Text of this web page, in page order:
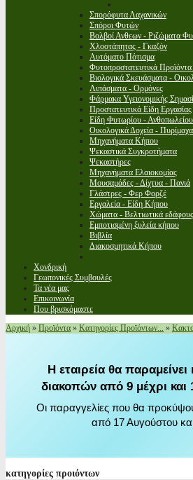
Σπορόφυτα Λαχανικών
Σπόροι Φυτών
Βολβοί Ανθεων - Ριζώματα
Χλοοτάπητας - Γκαζόν
Αυτόματο Πότισμα
Φυτοπροστατευτικά
Βιολογικά Σκευάσματα -
Λιπάσματα - Ορμόνες
Φάρμακα Υγειονομικής
Προστατευτικά Είδη Εργασίας
Είδη Φυτωρίου - Ανθοπωλείου
Οικολογικά Δοχεία -
Μηχανήματα Κήπου
Ψεκαστικά Συγκροτήματα
Ψεκαστήρες
Μηχανήματα Ελαιοκομίας
Μουσαμάδες - Δίχτυα - Πανιά
Γλάστρες - Φερ Φορζέ
Εργαλεία - Είδη Κήπου
Χώματα - Βελτιωτικά εδάφους
Εμποτισμένη ξυλεία κήπου
Βιβλία
Διακοσμητικά Κήπου
Χονδρική
Γεωπονικές Συμβουλές
Τα νέα μας
Επικοινωνία
Που βρισκόμαστε
Αρχική » Προϊόντα » Κατηγορίες Προϊόντων... »
Η εταιρεία θα
διακοπών από 9 μέχρι και
Οι παραγγελίες που θα
από 17 Αυγούστου
κατηγορίες προιόντων